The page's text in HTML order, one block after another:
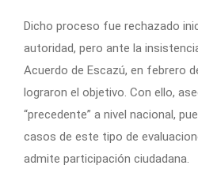
Dicho proceso fue rechazado
autoridad, pero ante la
Acuerdo de Escazú, en febrero
lograron el objetivo. Con ello,
“precedente” a nivel nacional,
casos de este tipo de
admite participación ciudadana.